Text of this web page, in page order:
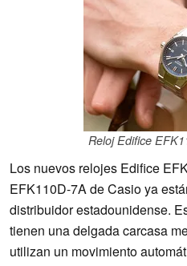
Reloj Edifice
Los nuevos relojes Edifice
EFK110D-7A de Casio ya
distribuidor estadounidense.
tienen una delgada carcasa
utilizan un movimiento